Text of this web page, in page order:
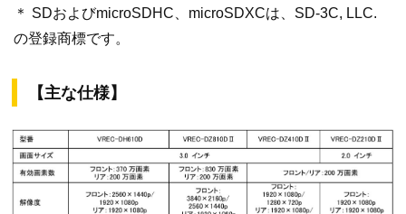
＊ SDおよびmicroSDHC、microSDXCは、SD-3C, LLC.
の登録商標です。
【主な仕様】